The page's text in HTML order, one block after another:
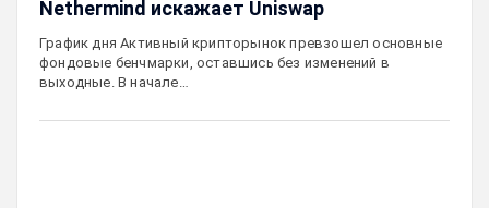
Nethermind искажает Uniswap
График дня Активный крипторынок превзошел основные
фондовые бенчмарки, оставшись без изменений в
выходные. В начале…